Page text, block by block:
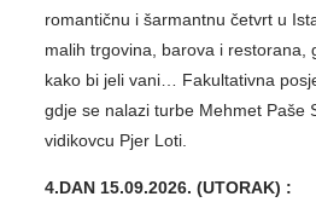
romantičnu i šarmantnu četvrt u
malih trgovina, barova i restorana,
kako bi jeli vani… Fakultativna
gdje se nalazi turbe Mehmet Paše
vidikovcu Pjer Loti.
4.DAN 15.09.2026. (UTORAK) :